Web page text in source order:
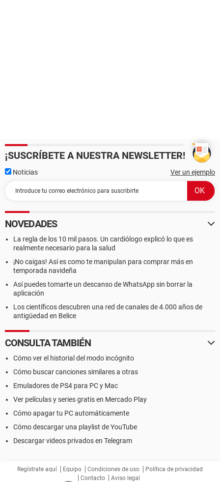
¡SUSCRÍBETE A NUESTRA NEWSLETTER!
Noticias Ver un ejemplo
NOVEDADES
La regla de los 10 mil pasos. Un cardiólogo explicó lo que es
realmente necesario para la salud
¡No caigas! Así es como te manipulan para comprar más en
temporada navideña
Así puedes tomarte un descanso de WhatsApp sin borrar la
aplicación
Los científicos descubren una red de canales de 4.000 años de
antigüedad en Belice
CONSULTA TAMBIÉN
Cómo ver el historial del modo incógnito
Cómo buscar canciones similares a otras
Emuladores de PS4 para PC y Mac
Ver películas y series gratis en Mercado Play
Cómo apagar tu PC automáticamente
Cómo descargar una playlist de YouTube
Descargar videos privados en Telegram
Regístrate aquí Equipo Condiciones de uso
Política de privacidad
Contacto
Aviso legal